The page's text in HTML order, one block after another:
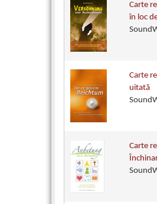
Carte
în loc
Carte
uitată
Carte